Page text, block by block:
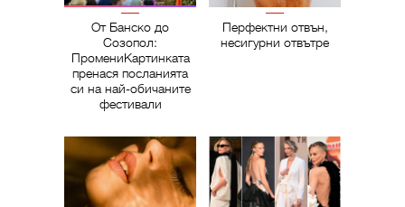
От Банско до
Созопол:
ПромениКартинката
пренася посланията
си на най-обичаните
фестивали
Перфектни отвън,
несигурни отвътре